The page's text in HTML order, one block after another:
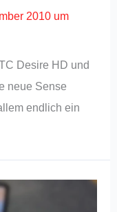
2010 um
Desire HD und
neue Sense
endlich ein